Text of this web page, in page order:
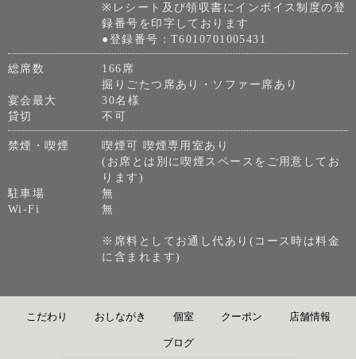
※レシート及び領収書にインボイス制度の登
録番号を印字しております
●登録番号：T6010701005431
総席数
166席
掘りごたつ席あり・ソファー席あり
宴会最大
30名様
貸切
不可
禁煙・喫煙
喫煙可 喫煙専用室あり
(お席とは別に喫煙スペースをご用意してお
ります)
駐車場
無
Wi-Fi
無
※席料としてお通し代あり(コース時は料金
に含まれます)
こだわり おしながき 個室 クーポン 店舗情報
ブログ